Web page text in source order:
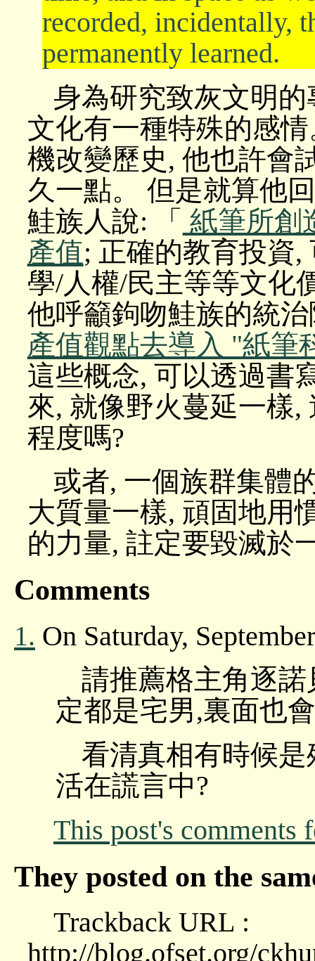
recorded, incidentally,
permanently learned.
身為研究致灰文明
文化有一種特殊的感
機改變歷史, 他也許會
久一點。 但是就算他
鮭族人說: 「 紙筆所創
產值; 正確的教育投資
學/人權/民主等等文化
他呼籲鉤吻鮭族的統
產值觀點去導入 "紙筆
這些概念, 可以透過書
來, 就像野火蔓延一樣
程度嗎?
或者, 一個族群集體
大質量一樣, 頑固地用
的力量, 註定要毀滅於
Comments
1. On Saturday,
請推薦格主角逐
定都是宅男,裏面也
看清真相有時候
活在謊言中?
This post's comments
They posted on the
Trackback URL :
http://blog.ofset.org/